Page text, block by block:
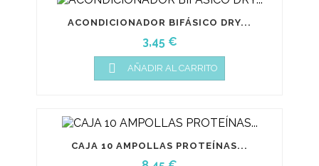
ACONDICIONADOR BIFÁSICO DRY...
Precio
3,45 €
 AÑADIR AL CARRITO
CAJA 10 AMPOLLAS PROTEÍNAS...